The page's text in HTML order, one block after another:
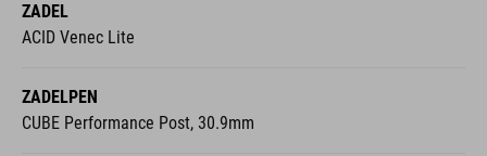
ZADEL
ACID Venec Lite
ZADELPEN
CUBE Performance Post, 30.9mm